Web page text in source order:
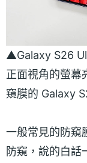
▲Galaxy S26
正面視角的螢幕
窺膜的 Galaxy
一般常見的防窺
防窺，說的白話